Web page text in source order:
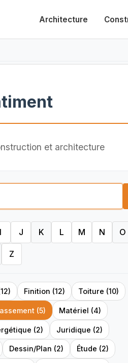
Architecture
et architecture
I J K L M N O
Z
Finition (12) Toiture (10)
(5) Matériel (4)
(2) Juridique (2)
Dessin/Plan (2) Étude (2)